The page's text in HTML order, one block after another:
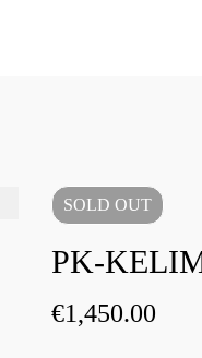
SOLD OUT
PK-
€1,450.00